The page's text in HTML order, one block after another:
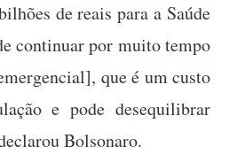
de reais para a Saúde
continuar por muito tempo
que é um custo
e pode desequilibrar
Bolsonaro.